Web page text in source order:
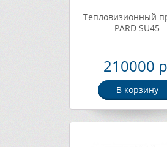
Тепловизионный
PARD SU45
210000
В корзину